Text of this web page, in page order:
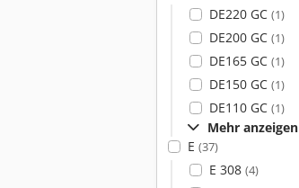
DE220 GC (1)
DE200 GC (1)
DE165 GC (1)
DE150 GC (1)
DE110 GC (1)
Mehr anzeigen
E (37)
E 308 (4)